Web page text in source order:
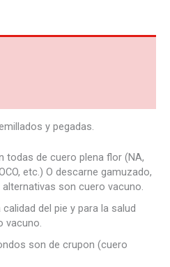
y pegadas.
todas de cuero plena flor (NA,
etc.) O descarne gamuzado,
son cuero vacuno.
del pie y para la salud
vacuno.
son de crupon (cuero